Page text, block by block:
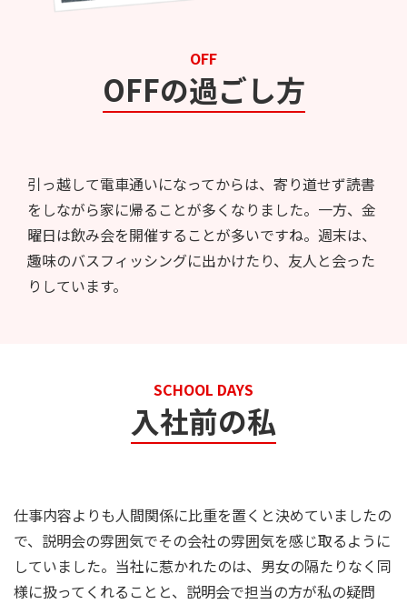
OFFの過ごし方
OFF
引っ越して電車通いになってからは、寄り道せず読書
をしながら家に帰ることが多くなりました。一方、金
曜日は飲み会を開催することが多いですね。週末は、
趣味のバスフィッシングに出かけたり、友人と会った
りしています。
入社前の私
SCHOOL DAYS
仕事内容よりも人間関係に比重を置くと決めていましたの
で、説明会の雰囲気でその会社の雰囲気を感じ取るように
していました。当社に惹かれたのは、男女の隔たりなく同
様に扱ってくれることと、説明会で担当の方が私の疑問